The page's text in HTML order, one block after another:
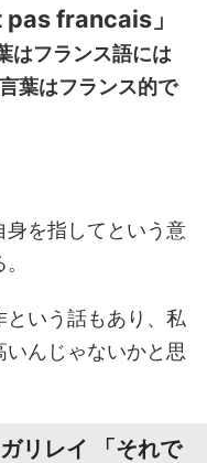
pas francais」
はフランス語には
葉はフランス的で
を指してという意
いう話もあり、私
んじゃないかと思
リレイ 「それで